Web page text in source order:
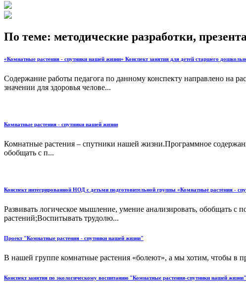
По теме: методические разработки,
«Комнатные растения - спутники нашей жизни» Конспект занятия для детей старшего
Содержание работы педагога по данному конспекту направлено на
значении для здоровья челове...
Комнатные растения - спутники нашей жизни
Комнатные растения – спутники нашей жизни.Программное
обобщать с п...
Конспект интегрированной НОД с детьми подготовительной группы «Комнатные растения -
Развивать логическое мышление, умение анализировать, обобщать с
растений;Воспитывать трудолю...
Проект "Комнатные растения - спутники нашей жизни"
В нашей группе комнатные растения «болеют», а мы хотим, чтобы в
Конспект занятия по экологическому воспитанию "Комнатные растения-спутники нашей жизни"